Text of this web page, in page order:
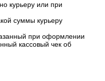
курьеру или при
суммы курьеру
при оформлении
кассовый чек об